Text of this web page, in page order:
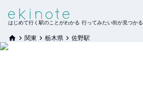
はじめて行く駅のことがわかる 行ってみたい街が見つかる
関東 栃木県 佐野駅